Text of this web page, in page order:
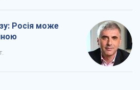
Росія може